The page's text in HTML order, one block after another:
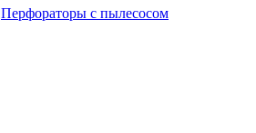
Перфораторы с пылесосом